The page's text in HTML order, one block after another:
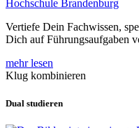
Vertiefe Dein Fachwissen,
Dich auf Führungsaufgaben
mehr lesen
Klug kombinieren
Dual studieren